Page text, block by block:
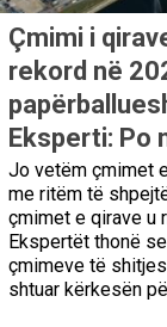
Çmimi i
rekord në
Eksperti: Po
Jo vetëm çmimet
me ritëm të
çmimet e qirave u
Ekspertët thonë
çmimeve të
shtuar kërkesën